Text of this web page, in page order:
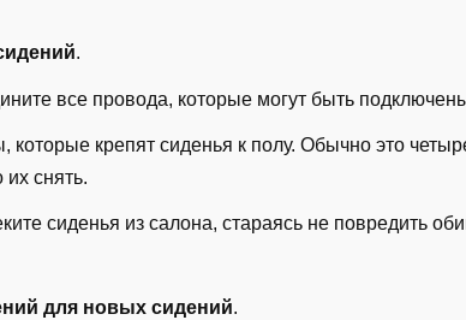
.
все провода, которые могут быть
которые крепят сиденья к полу. Обычно это
их снять.
сиденья из салона, стараясь не повредить
для новых сидений.